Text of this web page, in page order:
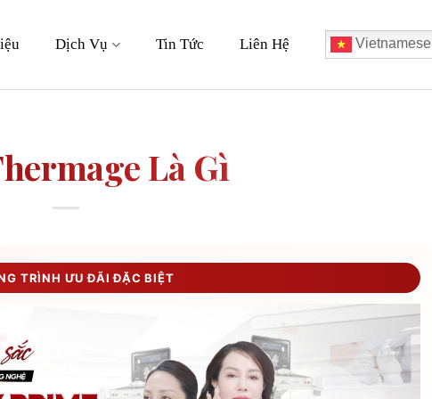
Dịch Vụ Tin Tức Liên Hệ Vietnamese
Là Gì
TRÌNH ƯU ĐÃI ĐẶC BIỆT